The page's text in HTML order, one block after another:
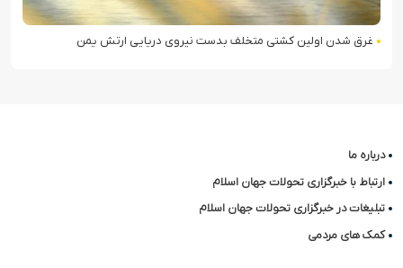
غرق شدن اولین کشتی متخلف بدست نیروی دریایی ارتش یمن
درباره ما
ارتباط با خبرگزاری تحولات جهان اسلام
تبلیغات در خبرگزاری تحولات جهان اسلام
کمک های مردمی